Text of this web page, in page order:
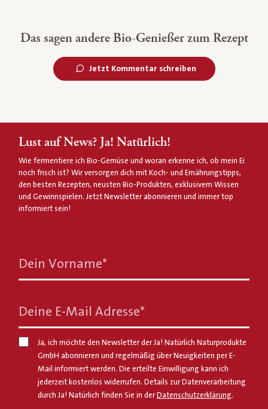
Das sagen andere Bio-Genießer zum Rezept
Jetzt Kommentar schreiben
Lust auf News? Ja! Natürlich!
Wie fermentiere ich Bio-Gemüse und woran erkenne ich, ob mein Ei
noch frisch ist? Wir versorgen dich mit Koch- und Ernährungstipps,
den besten Rezepten, neusten Bio-Produkten, exklusivem Wissen
und Gewinnspielen. Jetzt Newsletter abonnieren und immer top
informiert sein!
Dein Vorname*
Deine E-Mail Adresse*
Ja, ich möchte den Newsletter der Ja! Natürlich Naturprodukte
GmbH abonnieren und regelmäßig über Neuigkeiten per E-
Mail informiert werden. Die erteilte Einwilligung kann ich
jederzeit kostenlos widerrufen. Details zur Datenverarbeitung
durch Ja! Natürlich finden Sie in derDatenschutzerklärung.